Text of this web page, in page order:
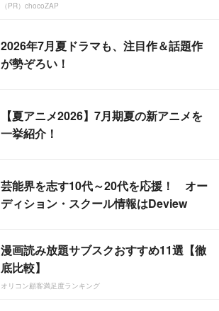
（PR）chocoZAP
2026年7月夏ドラマも、注目作＆話題作
が勢ぞろい！
【夏アニメ2026】7月期夏の新アニメを
一挙紹介！
芸能界を志す10代～20代を応援！ オー
ディション・スクール情報はDeview
漫画読み放題サブスクおすすめ11選【徹
底比較】
オリコン顧客満足度ランキング